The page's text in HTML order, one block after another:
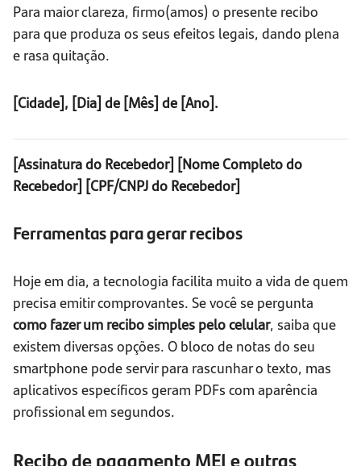
Para maior clareza, firmo(amos) o presente recibo
para que produza os seus efeitos legais, dando plena
e rasa quitação.
[Cidade], [Dia] de [Mês] de [Ano].
[Assinatura do Recebedor] [Nome Completo do
Recebedor] [CPF/CNPJ do Recebedor]
Ferramentas para gerar recibos
Hoje em dia, a tecnologia facilita muito a vida de quem
precisa emitir comprovantes. Se você se pergunta
como fazer um recibo simples pelo celular, saiba que
existem diversas opções. O bloco de notas do seu
smartphone pode servir para rascunhar o texto, mas
aplicativos específicos geram PDFs com aparência
profissional em segundos.
Recibo de pagamento MEI e outras